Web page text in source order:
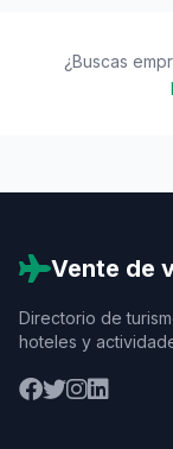
¿Buscas
Vente de
Directorio de
hoteles y